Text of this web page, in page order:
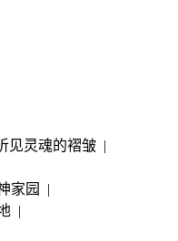
见灵魂的褶皱 |
家园 |
|